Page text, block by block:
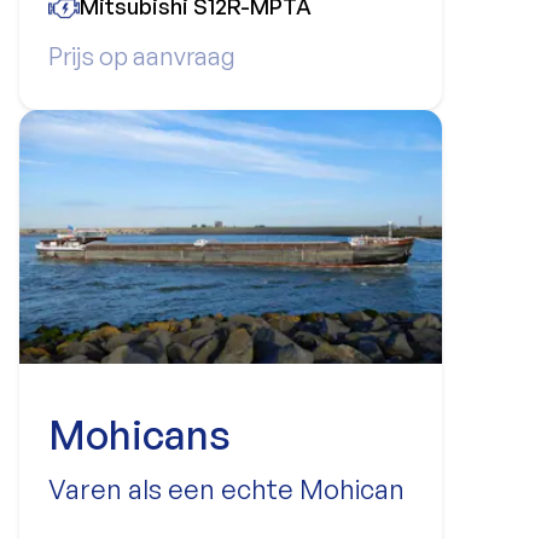
Prijs op aanvraag
Mitsubishi S12R-MPTA
Mohicans
Varen als een echte Mohican